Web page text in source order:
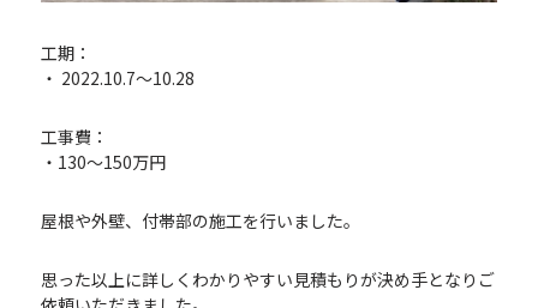
工期：
・ 2022.10.7〜10.28
工事費：
・130～150万円
屋根や外壁、付帯部の施工を行いました。
思った以上に詳しくわかりやすい見積もりが決め手となりご